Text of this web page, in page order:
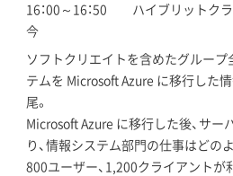
16：00～16：50 ハイブリットク
今
ソフトクリエイトを含めたグルー
テムを Microsoft Azure に移行した
尾。
Microsoft Azure に移行した後、サー
り、情報システム部門の仕事はどの
800ユーザー、1,200クライアントが